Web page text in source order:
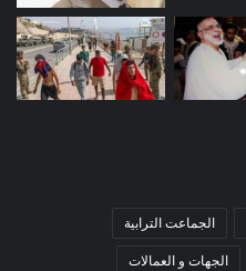
الجماعت الترابية
الجهات و العمالات